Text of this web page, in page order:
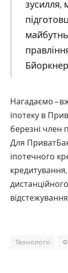
зусилля,
Нагадаємо –
іпотеку в
березні член
Для
іпотечного
Технології